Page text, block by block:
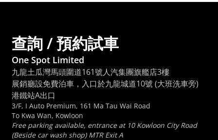
查詢 / 預約試車
One Spot Limited
九龍土瓜灣馬頭圍道161號人汽集團旗艦店3樓
展銷廳設免費泊車，入口於九龍城道10號 (大班洗車旁)
港鐵站A出口
3/F, I Auto Premium, 161 Ma Tau Wai Road
To Kwa Wan, Kowloon
Free parking available, entrance at 10 Kowloon City Road
(Beside car wash shop) MTR Exit A